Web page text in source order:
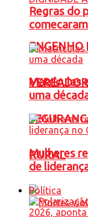
ENGENHO
RURAL
Regras do
Matrículas
uma
Mulheres
de
Política